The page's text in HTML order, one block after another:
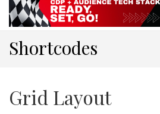
Shortcodes
Grid Layout